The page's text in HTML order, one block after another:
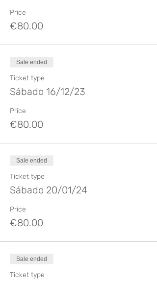
Price
€80.00
Sale ended
Ticket type
Sábado 16/12/23
Price
€80.00
Sale ended
Ticket type
Sábado 20/01/24
Price
€80.00
Sale ended
Ticket type